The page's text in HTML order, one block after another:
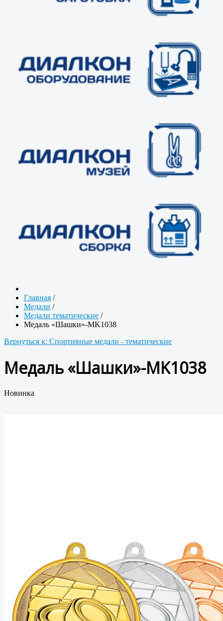
Главная /
Медали /
Медали тематические /
Медаль «Шашки»-MK1038
Вернуться к: Спортивные медали - тематические
Медаль «Шашки»-MK1038
Новинка